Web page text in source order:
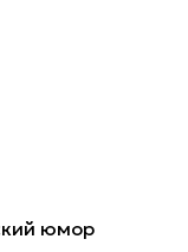
юмор